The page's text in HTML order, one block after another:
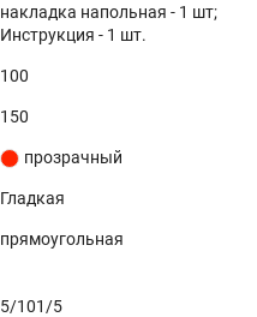
накладка напольная - 1 шт;
Инструкция - 1 шт.
100
150
прозрачный
Гладкая
прямоугольная
5/101/5